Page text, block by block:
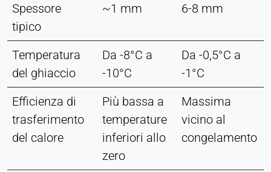
Spessore
tipico
~1 mm 6-8 mm
Temperatura
del ghiaccio
Da -8°C a
-10°C
Da -0,5°C a
-1°C
Efficienza di
trasferimento
del calore
Più bassa a
temperature
inferiori allo
zero
Massima
vicino al
congelamento